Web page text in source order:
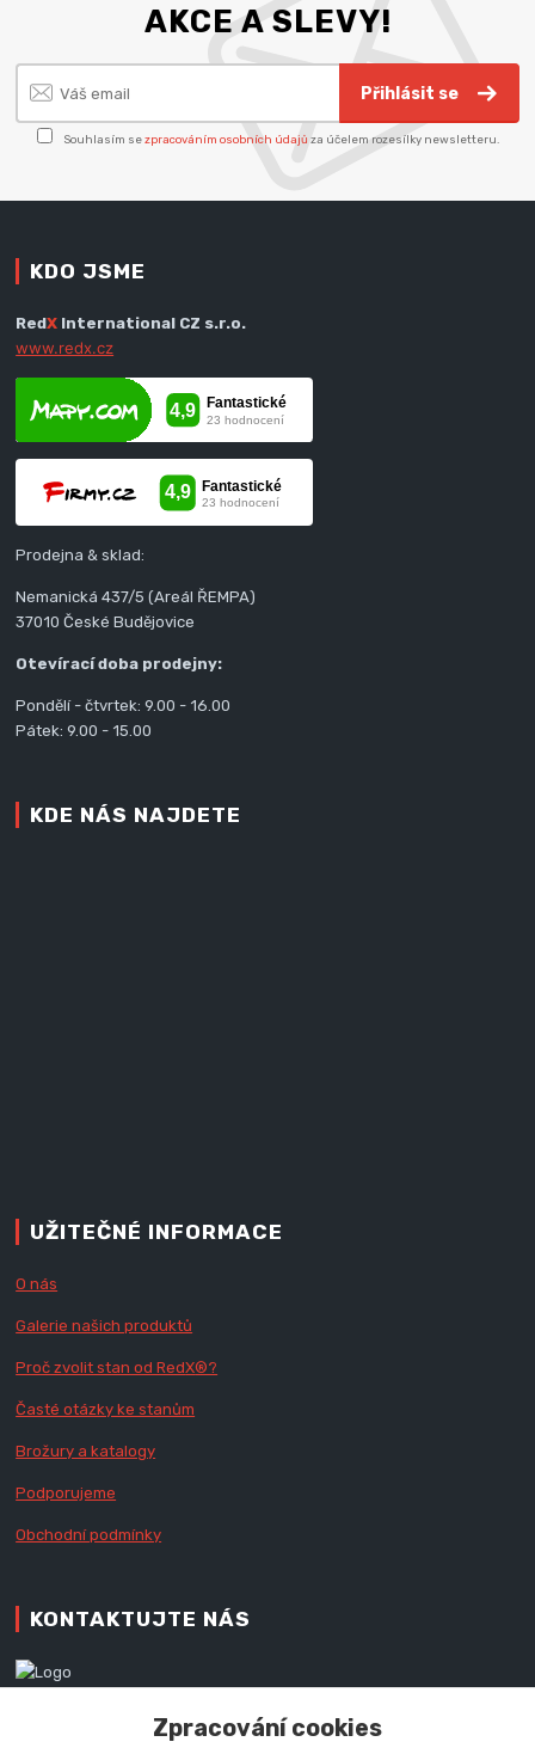
AKCE A SLEVY!
Přihlásit se
Souhlasím sezpracováním osobních údajů za účelem rozesílky newsletteru.
KDO JSME
RedX International CZ s.r.o.
www.redx.cz
Prodejna & sklad:
Nemanická 437/5 (Areál ŘEMPA)
37010 České Budějovice
Otevírací doba prodejny:
Pondělí - čtvrtek: 9.00 - 16.00
Pátek: 9.00 - 15.00
KDE NÁS NAJDETE
UŽITEČNÉ INFORMACE
O nás
Galerie našich produktů
Proč zvolit stan od RedX®?
Časté otázky ke stanům
Brožury a katalogy
Podporujeme
Obchodní podmínky
KONTAKTUJTE NÁS
+420 777 979 111Zpracování cookies